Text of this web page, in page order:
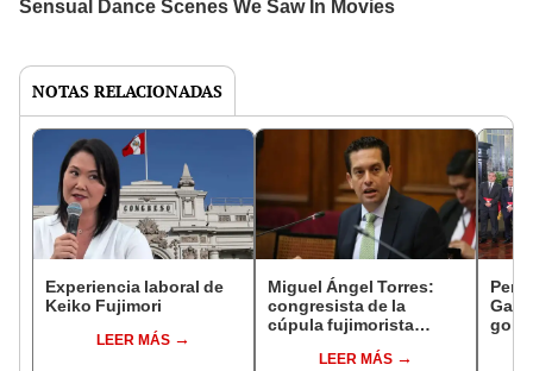
NOTAS RELACIONADAS
Experiencia laboral de
Keiko Fujimori
LEER MÁS
Miguel Ángel Torres:
congresista de la
cúpula fujimorista
del SenadoLEER MÁS